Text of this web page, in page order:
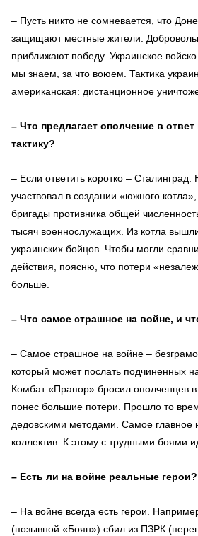
– Пусть никто не сомневается, что
защищают местные жители.
приближают победу. Украинское
мы знаем, за что воюем. Тактика
американская: дистанционное
– Что предлагает ополчение в
тактику?
– Если ответить коротко –
участвовал в создании «южного
бригады противника общей
тысяч военнослужащих. Из котла
украинских бойцов. Чтобы могли
действия, поясню, что потери
больше.
– Что самое страшное на войне, и
– Самое страшное на войне –
который может послать подчиненных
Комбат «Прапор» бросил ополченцев
понес большие потери. Прошло то
дедовскими методами. Самое главное
коллектив. К этому с трудными боями
– Есть ли на войне реальные герои?
– На войне всегда есть герои.
(позывной «Боян») сбил из ПЗРК